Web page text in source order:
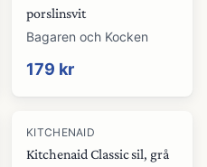
porslinsvit
Bagaren och Kocken
179 kr
KITCHENAID
Kitchenaid Classic sil, grå